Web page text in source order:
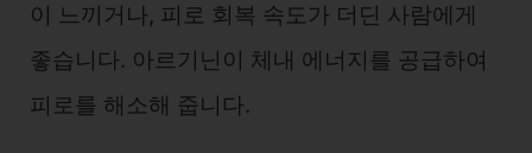
이 느끼거나, 피로 회복 속도가 더딘 사람에게
좋습니다. 아르기닌이 체내 에너지를 공급하여
피로를 해소해 줍니다.